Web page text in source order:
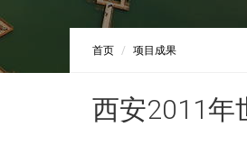
首页 项目成果
西安2011年